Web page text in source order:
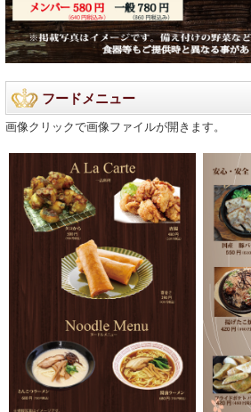
フードメニュー
画像クリックで画像ファイルが開きます。